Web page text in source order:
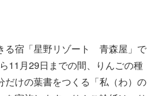
る宿「星野リゾート 青森屋」で
11月29日までの間、りんごの種
だけの葉書をつくる「私（わ）の